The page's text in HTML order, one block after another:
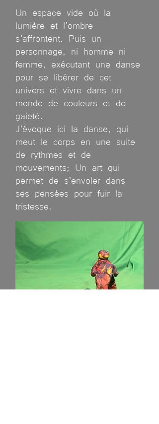
Un espace vide où la
lumière et l’ombre
s’affrontent. Puis un
personnage, ni homme ni
femme, exécutant une danse
pour se libérer de cet
univers et vivre dans un
monde de couleurs et de
gaieté.
J’évoque ici la danse, qui
meut le corps en une suite
de rythmes et de
mouvements; Un art qui
permet de s’envoler dans
ses pensées pour fuir la
tristesse.